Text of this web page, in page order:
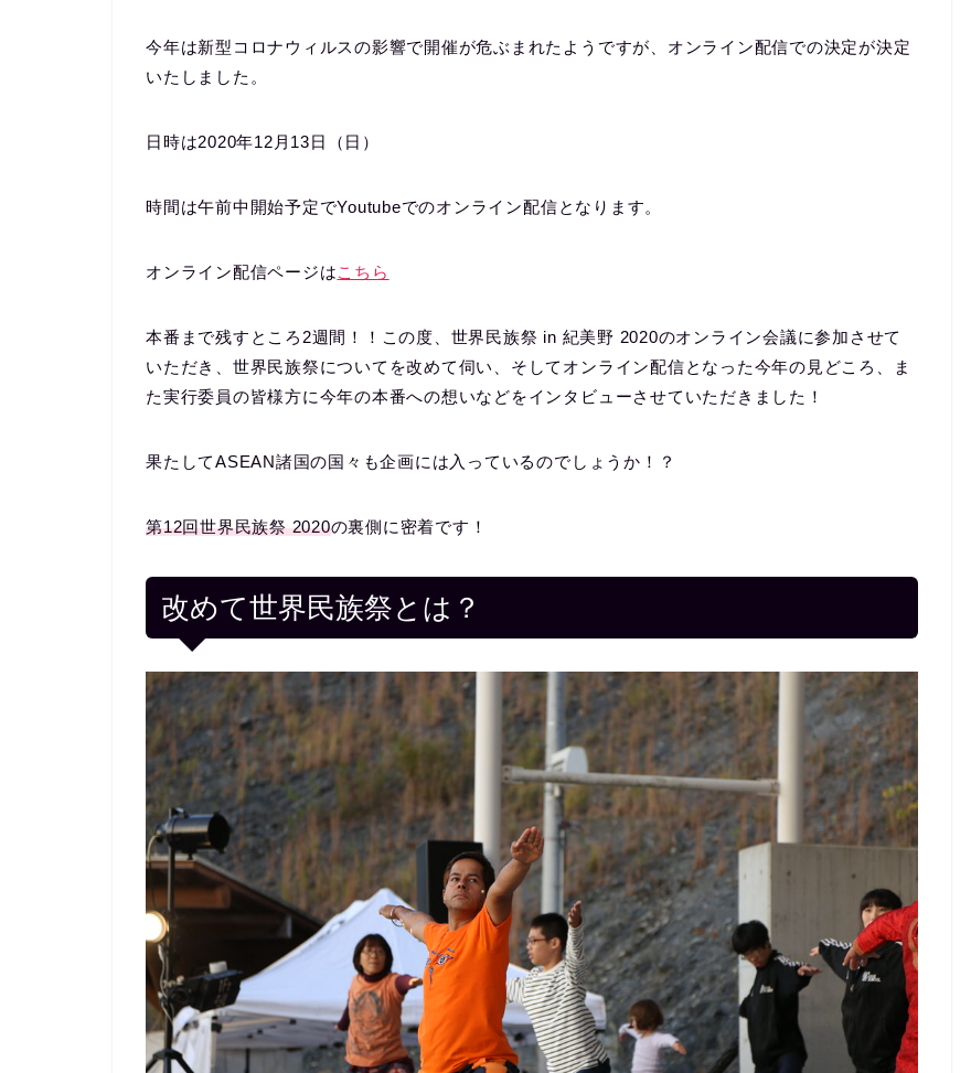
今年は新型コロナウィルスの影響で開催が危ぶまれたようですが、オンライン配信での決定が決定
いたしました。
日時は2020年12月13日（日）
時間は午前中開始予定でYoutubeでのオンライン配信となります。
オンライン配信ページはこちら
本番まで残すところ2週間！！この度、世界民族祭 in 紀美野 2020のオンライン会議に参加させて
いただき、世界民族祭についてを改めて伺い、そしてオンライン配信となった今年の見どころ、ま
た実行委員の皆様方に今年の本番への想いなどをインタビューさせていただきました！
果たしてASEAN諸国の国々も企画には入っているのでしょうか！？
第12回世界民族祭 2020の裏側に密着です！
改めて世界民族祭とは？